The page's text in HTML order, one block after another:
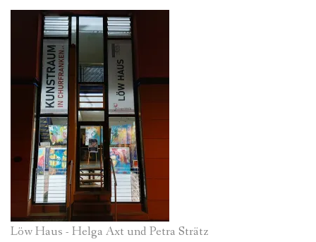
Löw Haus - Helga Axt und Petra Strätz